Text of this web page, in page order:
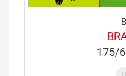
175/